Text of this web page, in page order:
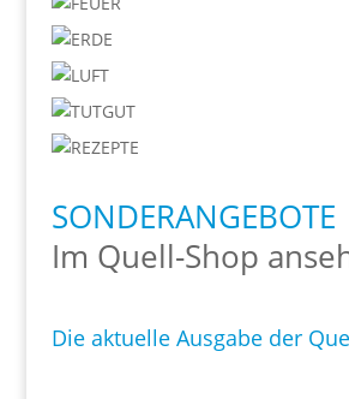
SONDERANGEBOTE
Im Quell-Shop
Die aktuelle Ausgabe der